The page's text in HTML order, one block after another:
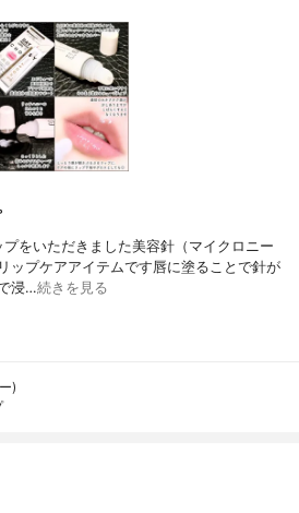
をいただきました美容針（マイクロニー
ップケアアイテムです唇に塗ることで針が
浸…続きを見る
)